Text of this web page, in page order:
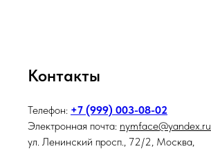
Контакты
Телефон: +7 (999) 003-08-02
Электронная почта: nymface@yandex.ru
ул. Ленинский просп., 72/2, Москва,